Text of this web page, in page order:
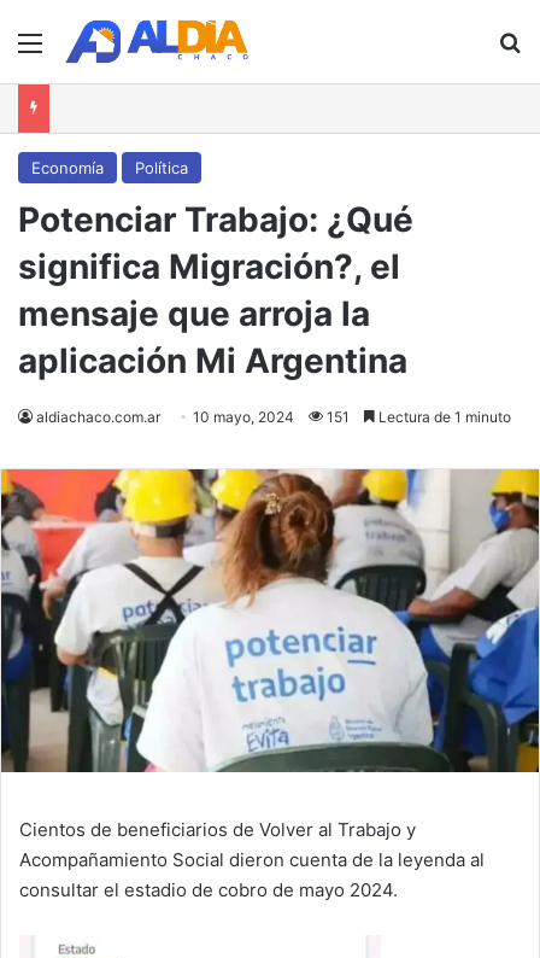
Menú
Economía Política
Potenciar Trabajo: ¿Qué
significa Migración?, el
mensaje que arroja la
aplicación Mi Argentina
aldiachaco.com.ar 10 mayo, 2024 151 Lectura de 1 minuto
Cientos de beneficiarios de Volver al Trabajo y
Acompañamiento Social dieron cuenta de la leyenda al
consultar el estadio de cobro de mayo 2024.